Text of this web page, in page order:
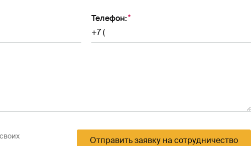
Телефон:
своих
Отправить заявку на сотрудничество